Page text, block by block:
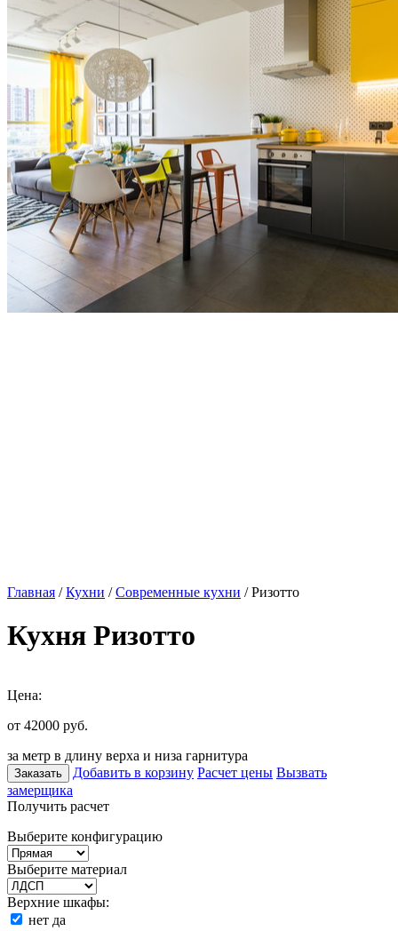
Главная /Кухни /Современные кухни / Ризотто
Кухня Ризотто
Цена:
от 42000 руб.
за метр в длину верха и низа гарнитура
Заказать Добавить в корзину Расчет цены Вызвать
замерщика
Получить расчет
Выберите конфигурацию
Выберите материал
Верхние шкафы:
нет да